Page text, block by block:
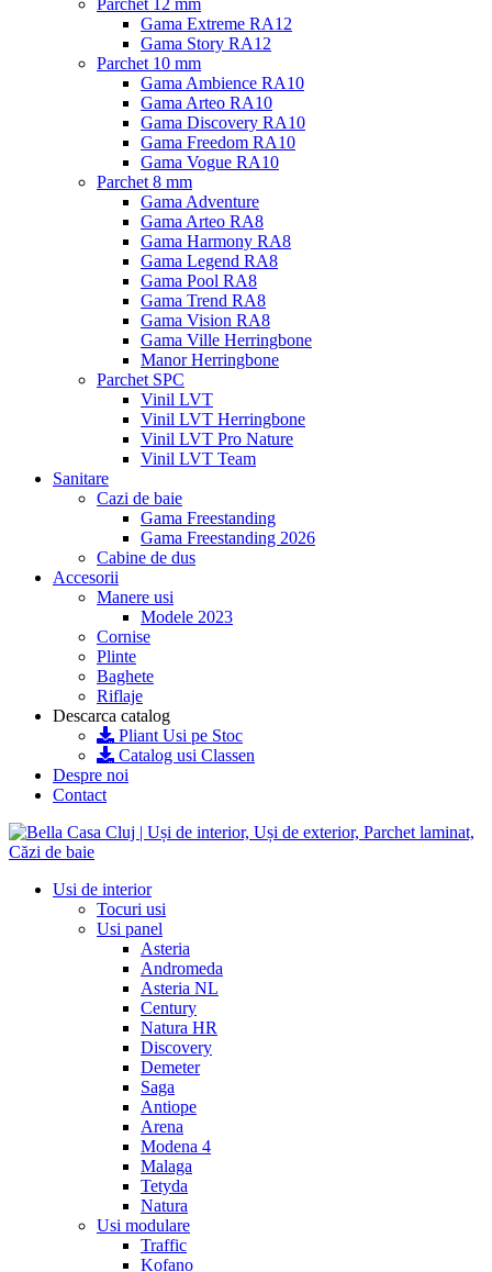
Parchet 12 mm
Gama Extreme RA12
Gama Story RA12
Parchet 10 mm
Gama Ambience RA10
Gama Arteo RA10
Gama Discovery RA10
Gama Freedom RA10
Gama Vogue RA10
Parchet 8 mm
Gama Adventure
Gama Arteo RA8
Gama Harmony RA8
Gama Legend RA8
Gama Pool RA8
Gama Trend RA8
Gama Vision RA8
Gama Ville Herringbone
Manor Herringbone
Parchet SPC
Vinil LVT
Vinil LVT Herringbone
Vinil LVT Pro Nature
Vinil LVT Team
Sanitare
Cazi de baie
Gama Freestanding
Gama Freestanding 2026
Cabine de dus
Accesorii
Manere usi
Modele 2023
Cornise
Plinte
Baghete
Riflaje
Descarca catalog
Pliant Usi pe Stoc
Catalog usi Classen
Despre noi
Contact
Usi de interior
Tocuri usi
Usi panel
Asteria
Andromeda
Asteria NL
Century
Natura HR
Discovery
Demeter
Saga
Antiope
Arena
Modena 4
Malaga
Tetyda
Natura
Usi modulare
Traffic
Kofano